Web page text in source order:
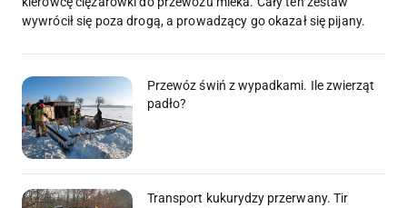
wywrócił się poza drogą, a prowadzący go okazał się pijany.
Przewóz świń z wypadkami. Ile zwierząt
padło?
Transport kukurydzy przerwany. Tir